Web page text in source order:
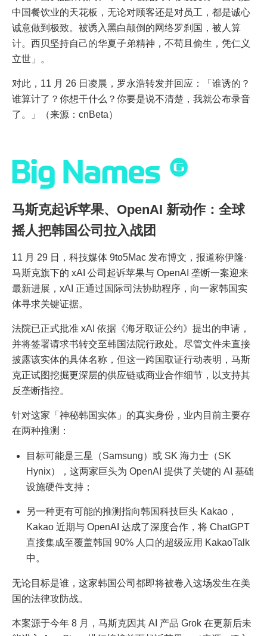
中国餐饮业的天花板，无论对顾客还是对员工，都是诚心
诚意做到极致。被诱入黑白颠倒的网络罗刹国，被人算
计。西贝坚持自己的华夏子弟精神，不苟且偷生，凭仁义
立世」。
对此，11 月 26 日凌晨，罗永浩转发并回应：「谁诱的？
谁算计了？你想干什么？你要是说不清楚，我就公布录音
了。」（来源：cnBeta）
马斯克起诉苹果、OpenAI 新动作：全球
摇人把韩国公司拉入战团
11 月 29 日，科技媒体 9to5Mac 发布博文，报道称伊隆·
马斯克旗下的 xAI 公司起诉苹果与 OpenAI 垄断一案迎来
最新进展，xAI 正通过国际司法协助程序，向一家韩国实
体寻求关键证据。
法院已正式批准 xAI 依据《海牙取证公约》提出的申请，
并将签署请求书转交至韩国法院行政处。尽管文件未直接
披露该实体的具体名称，但这一跨国取证行动表明，马斯
克正试图挖掘更深层的供应链或商业合作细节，以支持其
反垄断指控。
针对这家「神秘韩国实体」的真实身份，业内目前主要存
在两种推测：
目标可能是三星（Samsung）或 SK 海力士（SK
Hynix），这两家巨头为 OpenAI 提供了关键的 AI 基础
设施硬件支持；
另一种更有可能的推测指向韩国科技巨头 Kakao，
Kakao 近期与 OpenAI 达成了深度合作，将 ChatGPT
直接集成至覆盖韩国 90% 人口的超级应用 KakaoTalk
中。
无论目标是谁，这家韩国公司都即将被卷入这场发生在美
国的法律攻防战。
本案源于今年 8 月，马斯克因其 AI 产品 Grok 在更新后未